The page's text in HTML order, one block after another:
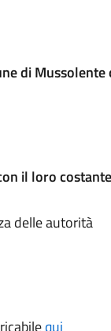
di Mussolente
il loro
delle autorità
qui